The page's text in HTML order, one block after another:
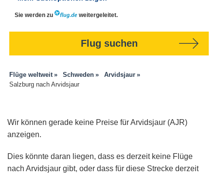
Sie werden zu weitergeleitet.
Flug suchen
Flüge weltweit Schweden
Arvidsjaur
Salzburg nach Arvidsjaur
Wir können gerade keine Preise für Arvidsjaur (AJR)
anzeigen.
Dies könnte daran liegen, dass es derzeit keine Flüge
nach Arvidsjaur gibt, oder dass für diese Strecke derzeit